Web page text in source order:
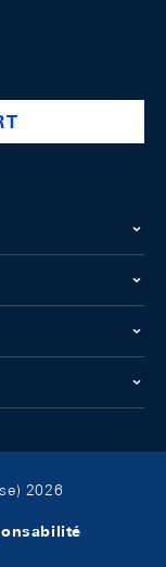
swiss-national-
2026